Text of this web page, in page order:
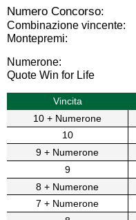
Numero Concorso:
Combinazione vincente:
Montepremi:
Numerone:
Quote Win for Life
Vincita
10 + Numerone
10
9 + Numerone
9
8 + Numerone
7 + Numerone